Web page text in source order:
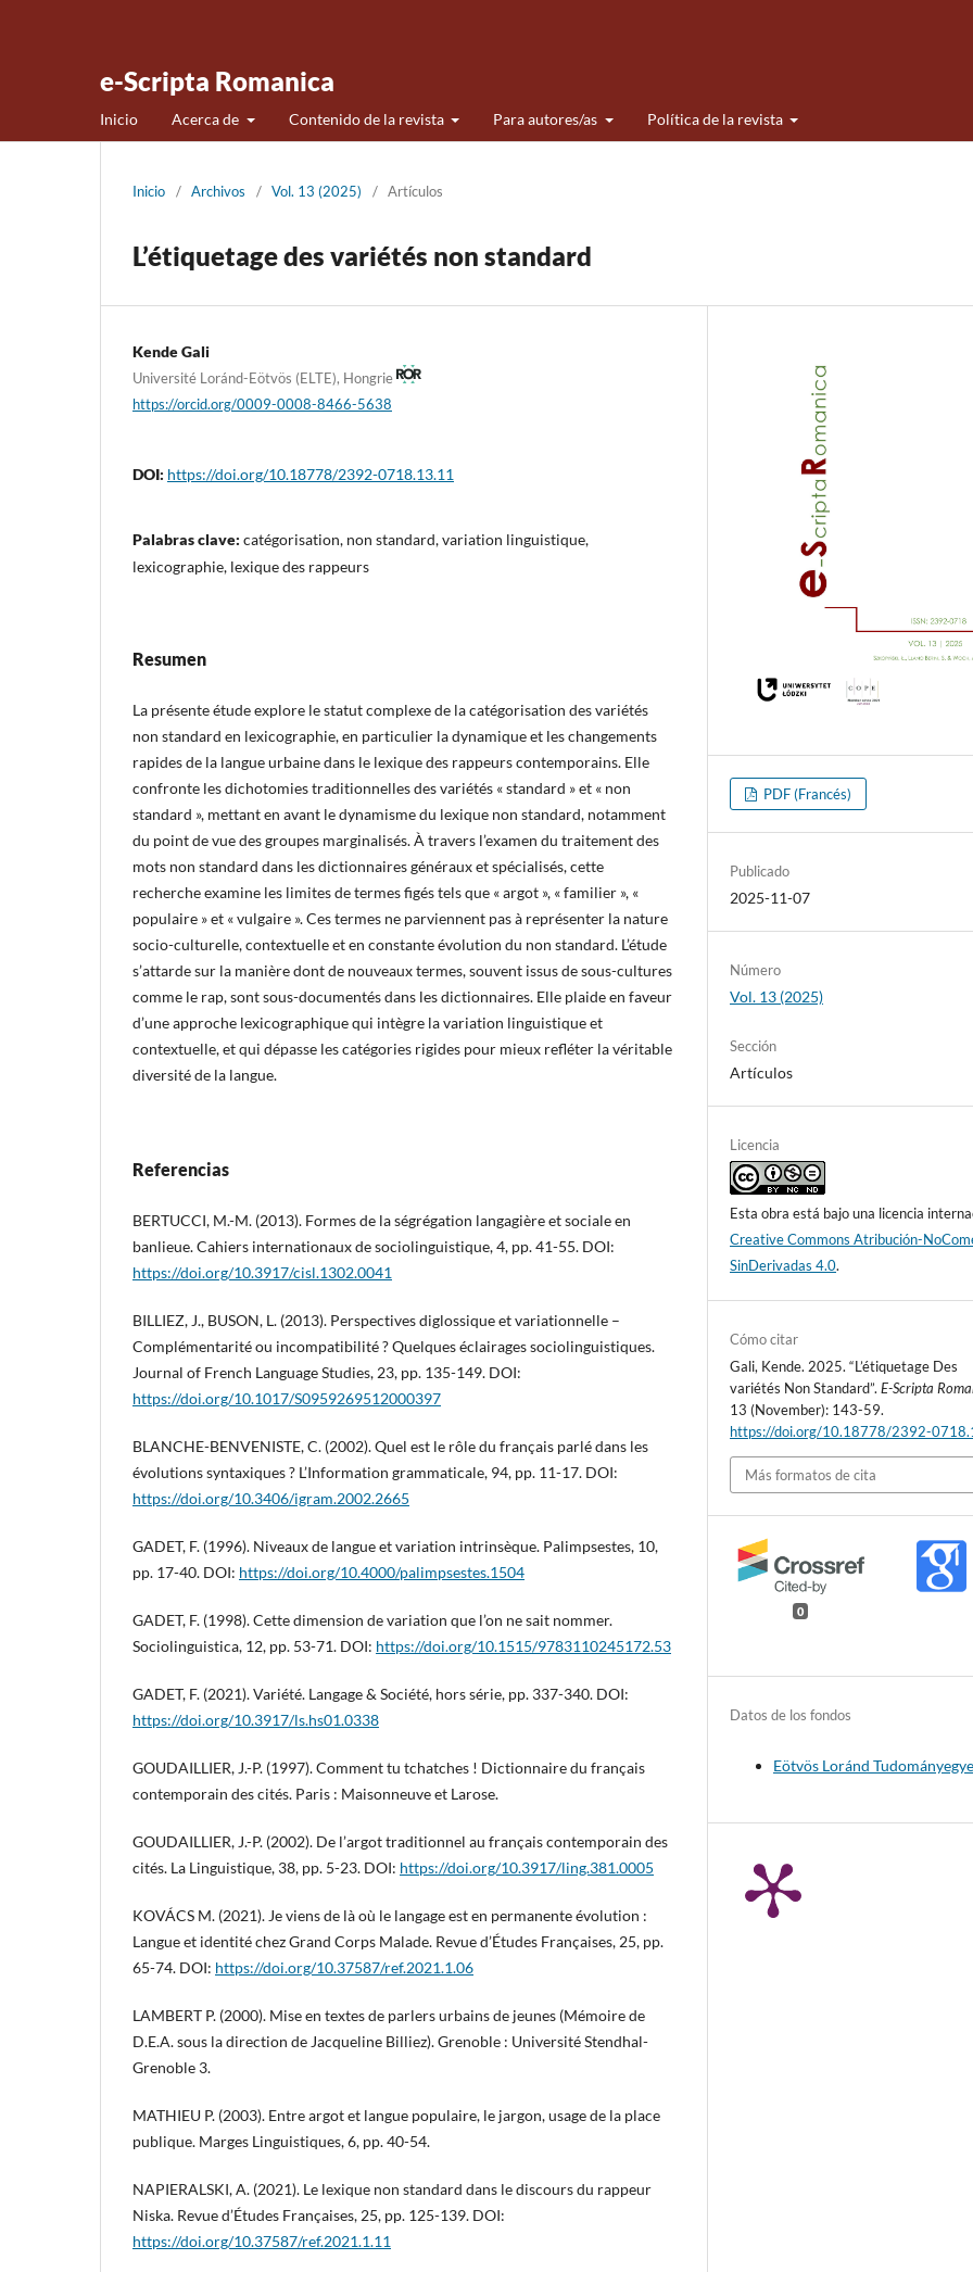
e-Scripta Romanica
Inicio Acerca de Contenido de la revista Para autores/as Política de la revista
Inicio / Archivos / Vol. 13 (2025) / Artículos
L’étiquetage des variétés non standard
Kende Gali
Université Loránd-Eötvös (ELTE), Hongrie
https://orcid.org/0009-0008-8466-5638
DOI: https://doi.org/10.18778/2392-0718.13.11
Palabras clave: catégorisation, non standard, variation linguistique,
lexicographie, lexique des rappeurs
Resumen
La présente étude explore le statut complexe de la catégorisation des variétés
non standard en lexicographie, en particulier la dynamique et les changements
rapides de la langue urbaine dans le lexique des rappeurs contemporains. Elle
confronte les dichotomies traditionnelles des variétés « standard » et « non
standard », mettant en avant le dynamisme du lexique non standard, notamment
du point de vue des groupes marginalisés. À travers l’examen du traitement des
mots non standard dans les dictionnaires généraux et spécialisés, cette
recherche examine les limites de termes figés tels que « argot », « familier », «
populaire » et « vulgaire ». Ces termes ne parviennent pas à représenter la nature
socio-culturelle, contextuelle et en constante évolution du non standard. L’étude
s’attarde sur la manière dont de nouveaux termes, souvent issus de sous-cultures
comme le rap, sont sous-documentés dans les dictionnaires. Elle plaide en faveur
d’une approche lexicographique qui intègre la variation linguistique et
contextuelle, et qui dépasse les catégories rigides pour mieux refléter la véritable
diversité de la langue.
Referencias
BERTUCCI, M.-M. (2013). Formes de la ségrégation langagière et sociale en
banlieue. Cahiers internationaux de sociolinguistique, 4, pp. 41-55. DOI:
https://doi.org/10.3917/cisl.1302.0041
BILLIEZ, J., BUSON, L. (2013). Perspectives diglossique et variationnelle –
Complémentarité ou incompatibilité ? Quelques éclairages sociolinguistiques.
Journal of French Language Studies, 23, pp. 135-149. DOI:
https://doi.org/10.1017/S0959269512000397
BLANCHE-BENVENISTE, C. (2002). Quel est le rôle du français parlé dans les
évolutions syntaxiques ? L’Information grammaticale, 94, pp. 11-17. DOI:
https://doi.org/10.3406/igram.2002.2665
GADET, F. (1996). Niveaux de langue et variation intrinsèque. Palimpsestes, 10,
pp. 17-40. DOI: https://doi.org/10.4000/palimpsestes.1504
GADET, F. (1998). Cette dimension de variation que l’on ne sait nommer.
Sociolinguistica, 12, pp. 53-71. DOI: https://doi.org/10.1515/9783110245172.53
GADET, F. (2021). Variété. Langage & Société, hors série, pp. 337-340. DOI:
https://doi.org/10.3917/ls.hs01.0338
GOUDAILLIER, J.-P. (1997). Comment tu tchatches ! Dictionnaire du français
contemporain des cités. Paris : Maisonneuve et Larose.
GOUDAILLIER, J.-P. (2002). De l’argot traditionnel au français contemporain des
cités. La Linguistique, 38, pp. 5-23. DOI: https://doi.org/10.3917/ling.381.0005
KOVÁCS M. (2021). Je viens de là où le langage est en permanente évolution :
Langue et identité chez Grand Corps Malade. Revue d’Études Françaises, 25, pp.
65-74. DOI: https://doi.org/10.37587/ref.2021.1.06
LAMBERT P. (2000). Mise en textes de parlers urbains de jeunes (Mémoire de
D.E.A. sous la direction de Jacqueline Billiez). Grenoble : Université Stendhal-
Grenoble 3.
MATHIEU P. (2003). Entre argot et langue populaire, le jargon, usage de la place
publique. Marges Linguistiques, 6, pp. 40-54.
NAPIERALSKI, A. (2021). Le lexique non standard dans le discours du rappeur
Niska. Revue d’Études Françaises, 25, pp. 125-139. DOI:
https://doi.org/10.37587/ref.2021.1.11
PDF (Francés)
Publicado
2025-11-07
Número
Vol. 13 (2025)
Sección
Artículos
Licencia
Esta obra está bajo una licencia
Creative Commons Atribución-
SinDerivadas 4.0.
Cómo citar
Gali, Kende. 2025. “L’étiquetage Des
variétés Non Standard”.E-Scripta
13 (November): 143-59.
https://doi.org/10.18778/2392-
Más formatos de cita
0
Datos de los fondos
Eötvös Loránd